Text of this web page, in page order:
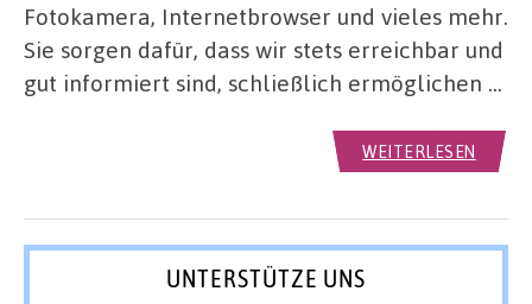
Fotokamera, Internetbrowser und vieles mehr.
Sie sorgen dafür, dass wir stets erreichbar und
gut informiert sind, schließlich ermöglichen …
WEITERLESEN
UNTERSTÜTZE UNS